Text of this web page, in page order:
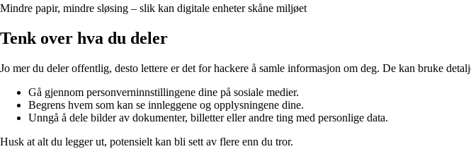
Mindre papir, mindre sløsing – slik kan digitale enheter skåne miljøet
Tenk over hva du deler
Jo mer du deler offentlig, desto lettere er det for hackere å samle informasjon om deg. De kan bruke
Gå gjennom personverninnstillingene dine på sosiale medier.
Begrens hvem som kan se innleggene og opplysningene dine.
Unngå å dele bilder av dokumenter, billetter eller andre ting med personlige data.
Husk at alt du legger ut, potensielt kan bli sett av flere enn du tror.